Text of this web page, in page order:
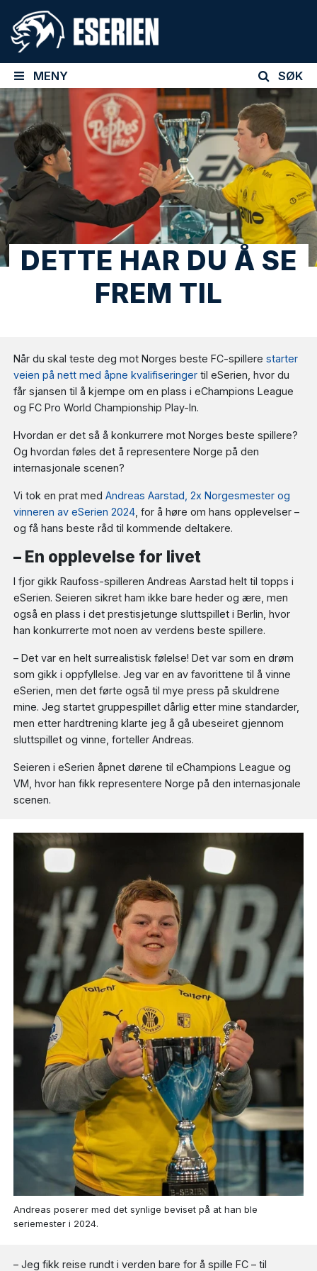
MENY SØK
DETTE HAR DU Å SE
FREM TIL
Når du skal teste deg mot Norges beste FC-spillerestarter
veien på nett med åpne kvalifiseringer til eSerien, hvor du
får sjansen til å kjempe om en plass i eChampions League
og FC Pro World Championship Play-In.
Hvordan er det så å konkurrere mot Norges beste spillere?
Og hvordan føles det å representere Norge på den
internasjonale scenen?
Vi tok en prat medAndreas Aarstad, 2x Norgesmester og
vinneren av eSerien 2024 , for å høre om hans opplevelser –
og få hans beste råd til kommende deltakere.
– En opplevelse for livet
I fjor gikk Raufoss-spilleren Andreas Aarstad helt til topps i
eSerien. Seieren sikret ham ikke bare heder og ære, men
også en plass i det prestisjetunge sluttspillet i Berlin, hvor
han konkurrerte mot noen av verdens beste spillere.
– Det var en helt surrealistisk følelse! Det var som en drøm
som gikk i oppfyllelse. Jeg var en av favorittene til å vinne
eSerien, men det førte også til mye press på skuldrene
mine. Jeg startet gruppespillet dårlig etter mine standarder,
men etter hardtrening klarte jeg å gå ubeseiret gjennom
sluttspillet og vinne, forteller Andreas.
Seieren i eSerien åpnet dørene til eChampions League og
VM, hvor han fikk representere Norge på den internasjonale
scenen.
Andreas poserer med det synlige beviset på at han ble
seriemester i 2024.
– Jeg fikk reise rundt i verden bare for å spille FC – til